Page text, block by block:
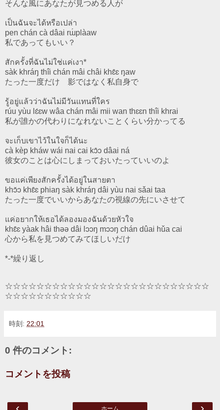
そんな風にあなたが見つめる人が
เป็นฉันจะได้หรือเปล่า
pen chán cà dâai rɯ́plàaw
私であってもいい？
สักครั้งที่ฉันไม่ใช่แค่เงา*
sàk khráŋ thîi chán mâi châi khɛ̂ɛ ŋaw
たった一度だけ 影ではなく私自身で
รู้อยู่แล้วว่าฉันไม่มีวันแทนที่ใคร
rúu yùu lɛ́ɛw wâa chán mâi mii wan thɛɛn thîi khrai
私が誰かの代わりになれないことくらい分かってる
จะเก็บเขาไว้ในใจก็ได้นะ
cà kèp kháw wái nai cai kɔ̂ɔ dâai ná
彼女のことは心にしまっておいたっていいのよ
ขอแค่เพียงสักครั้งได้อยู่ในสายตา
khɔ̌ɔ khɛ̂ɛ phiaŋ sàk khráŋ dâi yùu nai sǎai taa
たった一度でいいからあなたの視線の先にいさせて
แค่อยากให้เธอได้ลองมองฉันด้วยหัวใจ
khɛ̂ɛ yàak hâi thəə dâi lɔɔŋ mɔɔŋ chán dûai hǔa cai
心から私を見つめてみてほしいだけ
*-*繰り返し
☆☆☆☆☆☆☆☆☆☆☆☆☆☆☆☆☆☆☆☆☆☆☆☆☆☆
☆☆☆☆☆☆☆☆☆☆☆
時刻: 22:01
0 件のコメント:
コメントを投稿